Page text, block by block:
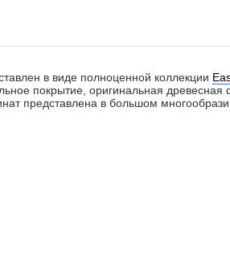
в виде полноценной коллекции
покрытие, оригинальная древесная
представлена в большом